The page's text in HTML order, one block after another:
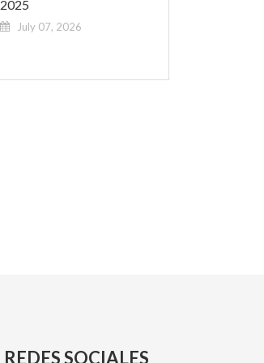
2025
July 07, 2026
REDES SOCIALES